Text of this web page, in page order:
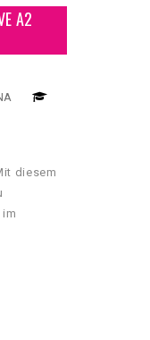
A2
diesem
in